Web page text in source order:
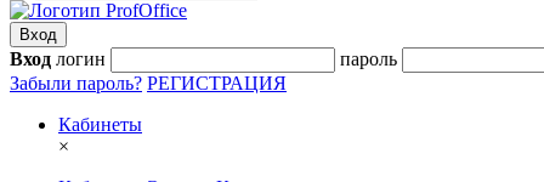
Вход
Вход логин пароль
Забыли пароль? РЕГИСТРАЦИЯ
Кабинеты
×